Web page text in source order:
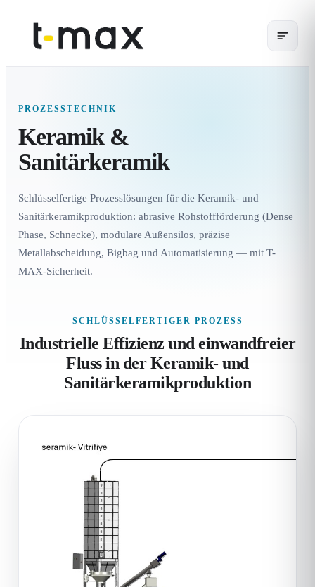
PROZESSTECHNIK
Keramik &
Sanitärkeramik
Schlüsselfertige Prozesslösungen für die Keramik- und
Sanitärkeramikproduktion: abrasive Rohstoffförderung (Dense
Phase, Schnecke), modulare Außensilos, präzise
Metallabscheidung, Bigbag und Automatisierung — mit T-
MAX-Sicherheit.
SCHLÜSSELFERTIGER PROZESS
Industrielle Effizienz und einwandfreier
Fluss in der Keramik- und
Sanitärkeramikproduktion